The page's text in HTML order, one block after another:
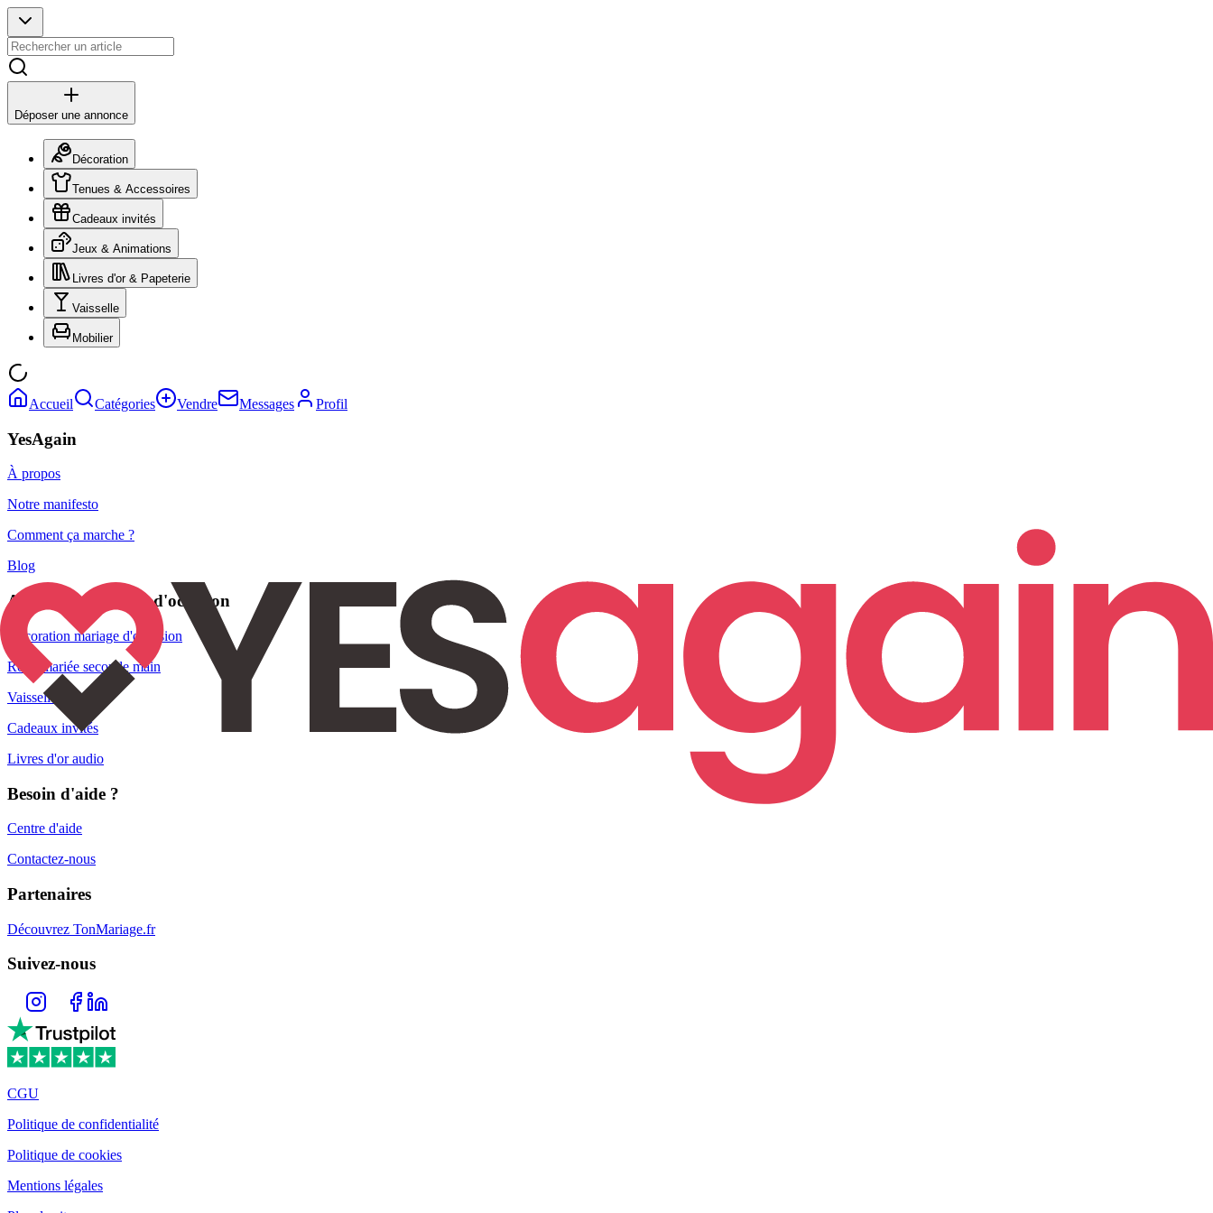
Déposer une annonce
Décoration
Tenues & Accessoires
Cadeaux invités
Jeux & Animations
Livres d'or & Papeterie
Vaisselle
Mobilier
Accueil Catégories Vendre Messages Profil
YesAgain
À propos
Notre manifesto
Comment ça marche ?
Blog
Articles de mariage d'occasion
Décoration mariage d'occasion
Robe mariée seconde main
Vaisselle
Cadeaux invités
Livres d'or audio
Besoin d'aide ?
Centre d'aide
Contactez-nous
Partenaires
Découvrez TonMariage.fr
Suivez-nous
CGU
Politique de confidentialité
Politique de cookies
Mentions légales